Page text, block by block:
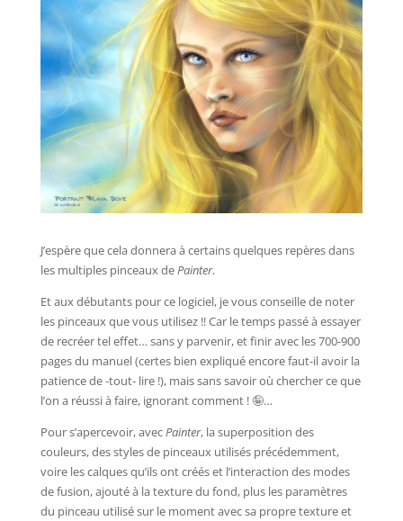
J’espère que cela donnera à certains quelques repères dans
les multiples pinceaux dePainter.
Et aux débutants pour ce logiciel, je vous conseille de noter
les pinceaux que vous utilisez !! Car le temps passé à essayer
de recréer tel effet… sans y parvenir, et finir avec les 700-900
pages du manuel (certes bien expliqué encore faut-il avoir la
patience de -tout- lire !), mais sans savoir où chercher ce que
l’on a réussi à faire, ignorant comment !🤪…
Pour s’apercevoir, avecPainter, la superposition des
couleurs, des styles de pinceaux utilisés précédemment,
voire les calques qu’ils ont créés et l’interaction des modes
de fusion, ajouté à la texture du fond, plus les paramètres
du pinceau utilisé sur le moment avec sa propre texture et